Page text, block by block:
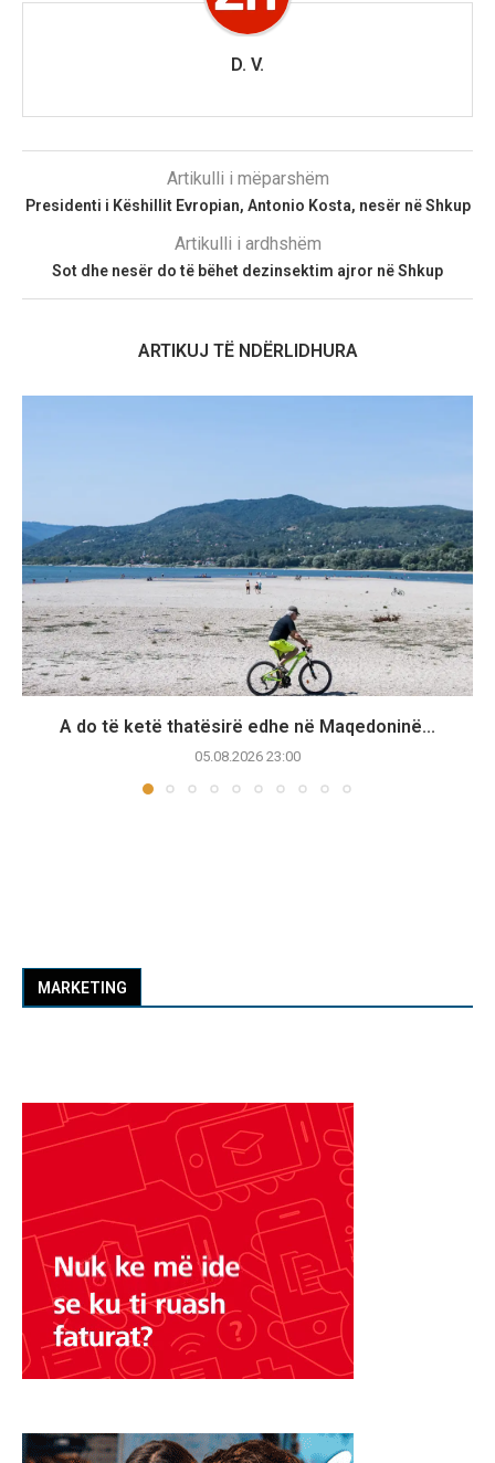
D. V.
Artikulli i mëparshëm
Presidenti i Këshillit Evropian, Antonio Kosta, nesër në Shkup
Artikulli i ardhshëm
Sot dhe nesër do të bëhet dezinsektim ajror në Shkup
ARTIKUJ TË NDËRLIDHURA
A do të ketë thatësirë edhe në Maqedoninë...
05.08.2026 23:00
MARKETING